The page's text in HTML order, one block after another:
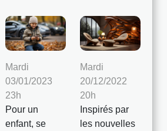
Mardi
03/01/2023
23h
Pour un
enfant, se
Mardi
20/12/2022
20h
Inspirés par
les nouvelles